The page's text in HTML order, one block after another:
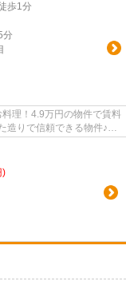
歩1分
分
理！4.9万円の物件で賃料
造りで信頼できる物件♪空
)